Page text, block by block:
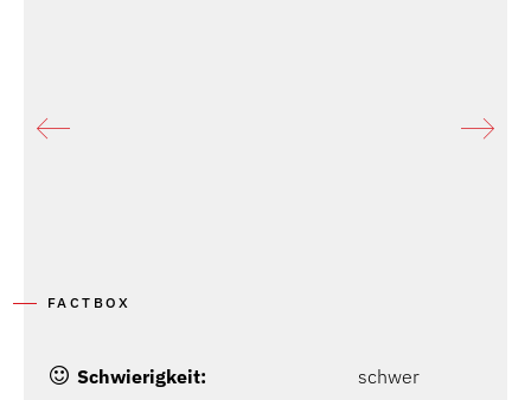
FACTBOX
Schwierigkeit:
schwer